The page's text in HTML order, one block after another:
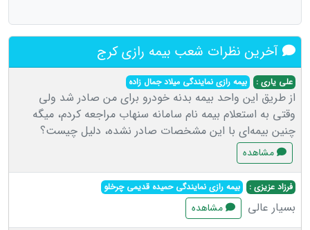
آخرین نظرات شعب بیمه رازی کرج
علی یاری : بیمه رازی نمایندگی میلاد جمال زاده
از طریق این واحد بیمه بدنه خودرو برای من صادر شد ولی
وقتی به استعلام بیمه نام سامانه سنهاب مراجعه کردم، میگه
چنین بیمه‌ای با این مشخصات صادر نشده، دلیل چیست؟
مشاهده
فرزاد عزیزی : بیمه رازی نمایندگی حمیده قدیمی چرخلو
بسیار عالی مشاهده